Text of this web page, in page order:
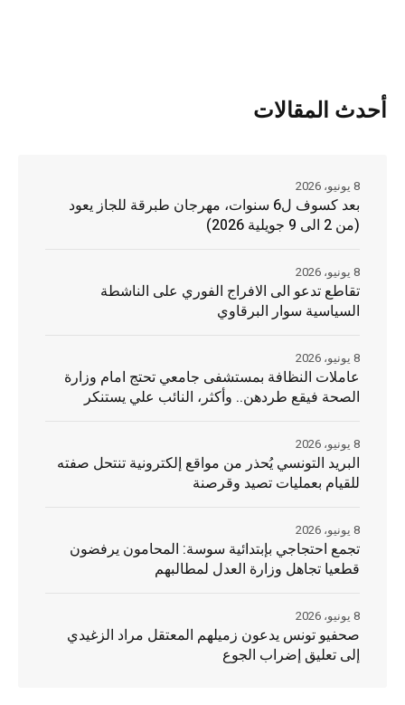
أحدث المقالات
بعد كسوف ل6 سنوات، مهرجان طبرقة للجاز يعود
(من 2 الى 9 جويلية 2026)
8 يونيو، 2026
تقاطع تدعو الى الافراج الفوري على الناشطة
السياسية سوار البرقاوي
8 يونيو، 2026
عاملات النظافة بمستشفى جامعي تحتج امام وزارة
الصحة فيقع طردهن.. وأكثر، النائب علي يستنكر
8 يونيو، 2026
البريد التونسي يُحذر من مواقع إلكترونية تنتحل صفته
للقيام بعمليات تصيد وقرصنة
8 يونيو، 2026
تجمع احتجاجي بإبتدائية سوسة: المحامون يرفضون
قطعيا تجاهل وزارة العدل لمطالبهم
8 يونيو، 2026
صحفيو تونس يدعون زميلهم المعتقل مراد الزغيدي
إلى تعليق إضراب الجوع
8 يونيو، 2026